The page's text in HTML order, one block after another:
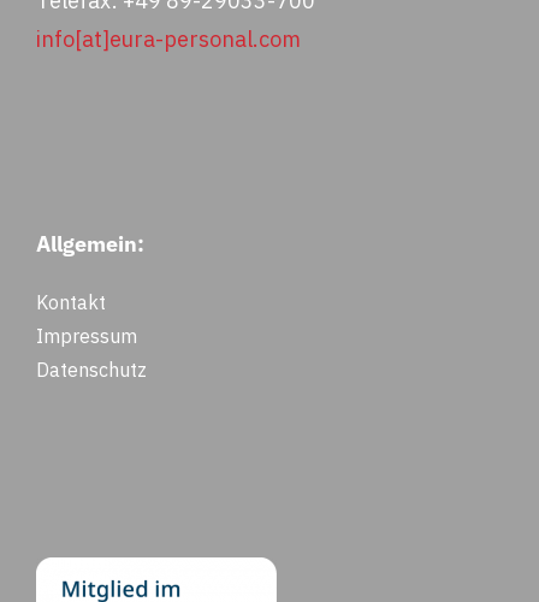
info[at]eura-personal.com
Allgemein:
Kontakt
Impressum
Datenschutz